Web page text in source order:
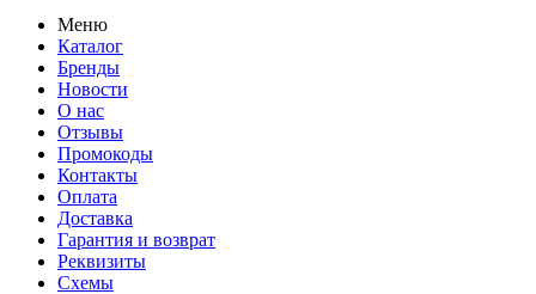
Меню
Каталог
Бренды
Новости
О нас
Отзывы
Промокоды
Контакты
Оплата
Доставка
Гарантия и возврат
Реквизиты
Схемы